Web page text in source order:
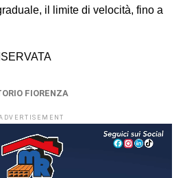
il limite di velocità, fino a
FIORENZA